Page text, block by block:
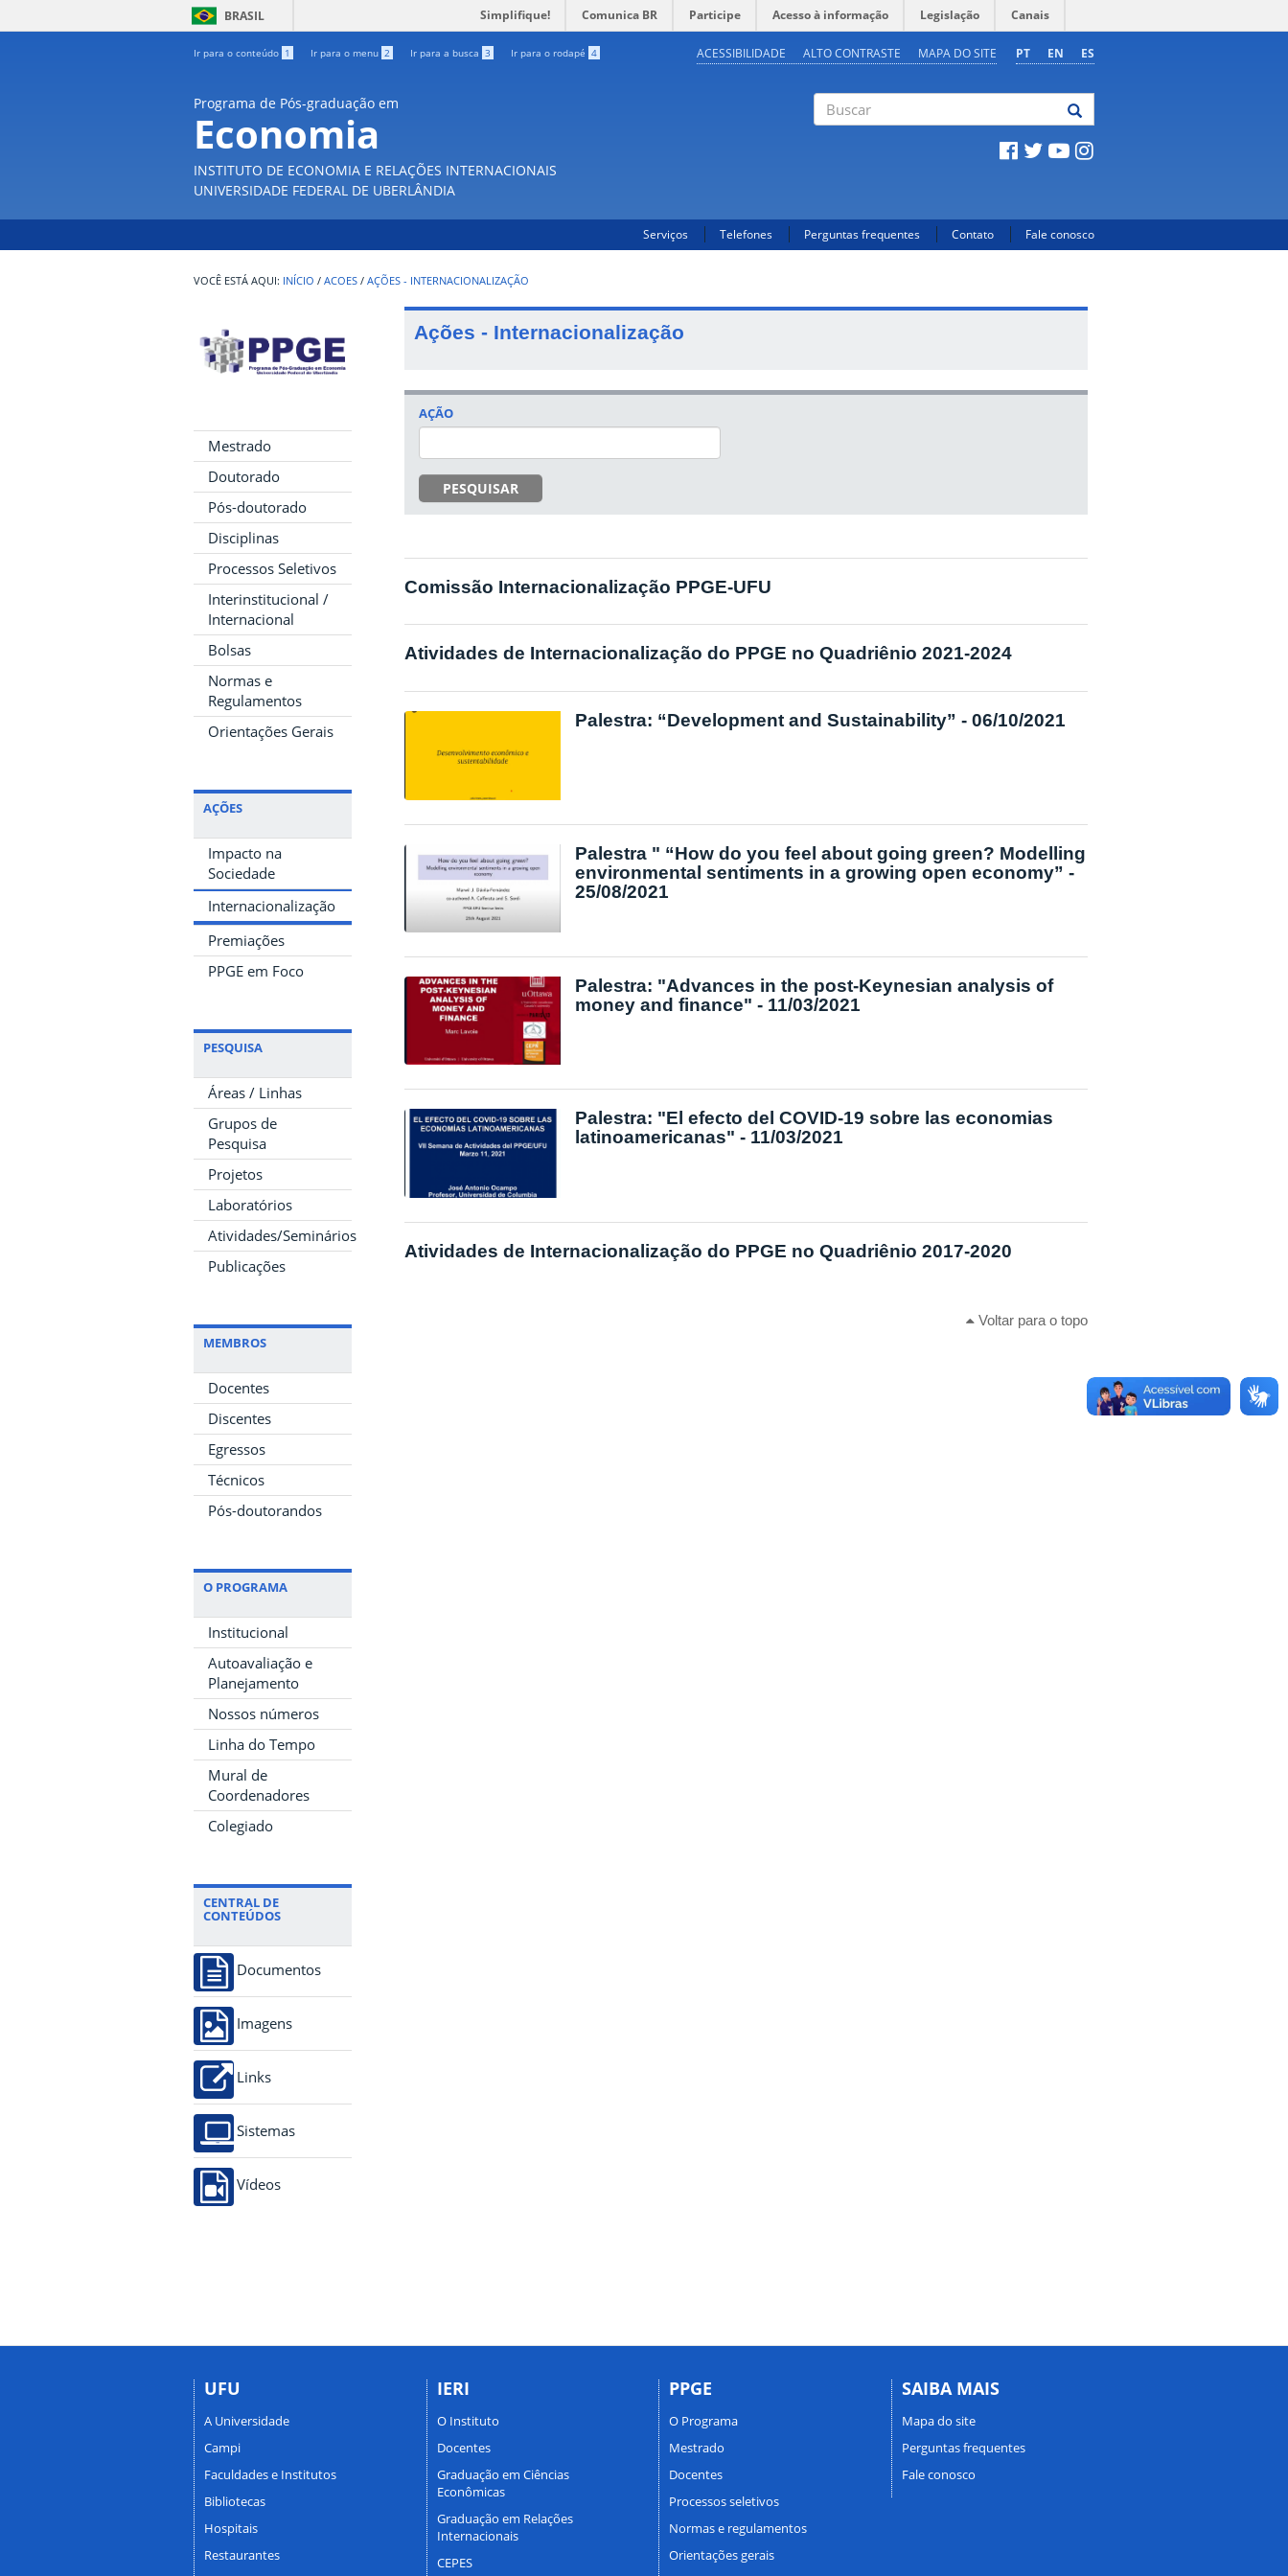
BRASIL Simplifique! Comunica BR Participe Acesso à informação Legislação Canais
Ir para o conteúdo 1 Ir para o menu 2 Ir para a busca 3 Ir para o rodapé 4 PT EN ES
ACESSIBILIDADE ALTO CONTRASTE MAPA DO SITE
Programa de Pós-graduação em
Economia
INSTITUTO DE ECONOMIA E RELAÇÕES INTERNACIONAIS
UNIVERSIDADE FEDERAL DE UBERLÂNDIA
Serviços Telefones Perguntas frequentes Contato Fale conosco
INÍCIO / ACOES / AÇÕES - INTERNACIONALIZAÇÃO
Mestrado
Doutorado
Pós-doutorado
Disciplinas
Processos Seletivos
Interinstitucional /
Internacional
Bolsas
Normas e
Regulamentos
Orientações Gerais
AÇÕES
Impacto na
Sociedade
Internacionalização
Premiações
PPGE em Foco
PESQUISA
Áreas / Linhas
Grupos de
Pesquisa
Projetos
Laboratórios
Atividades/Seminários
Publicações
MEMBROS
Docentes
Discentes
Egressos
Técnicos
Pós-doutorandos
O PROGRAMA
Institucional
Autoavaliação e
Planejamento
Nossos números
Linha do Tempo
Mural de
Coordenadores
Colegiado
CENTRAL DE
CONTEÚDOS
Documentos
Imagens
Links
Sistemas
Vídeos
Ações - Internacionalização
AÇÃO
PESQUISAR
Comissão Internacionalização PPGE-UFU
Atividades de Internacionalização do PPGE no Quadriênio 2021-2024
Palestra: “Development and Sustainability” - 06/10/2021
Palestra " “How do you feel about going green? Modelling
environmental sentiments in a growing open economy” -
25/08/2021
Palestra: "Advances in the post-Keynesian analysis of
money and finance" - 11/03/2021
Palestra: "El efecto del COVID-19 sobre las economias
latinoamericanas" - 11/03/2021
Atividades de Internacionalização do PPGE no Quadriênio 2017-2020
Voltar para o topo
UFU
A Universidade
Campi
Faculdades e Institutos
Bibliotecas
Hospitais
Restaurantes
IERI
O Instituto
Docentes
Graduação em Ciências
Econômicas
Graduação em Relações
Internacionais
CEPES
PPGE
O Programa
Mestrado
Docentes
Processos seletivos
Normas e regulamentos
Orientações gerais
SAIBA MAIS
Mapa do site
Perguntas frequentes
Fale conosco